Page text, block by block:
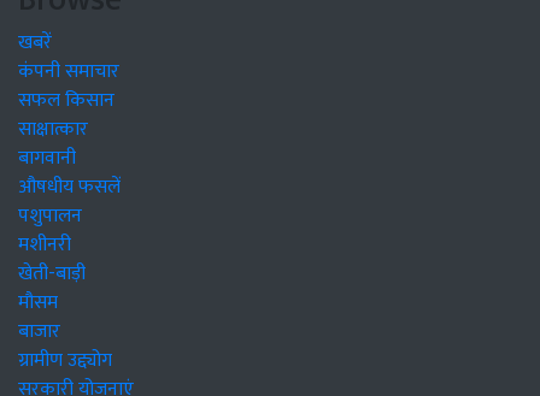
खबरें
कंपनी समाचार
सफल किसान
साक्षात्कार
बागवानी
औषधीय फसलें
पशुपालन
मशीनरी
खेती-बाड़ी
मौसम
बाजार
ग्रामीण उद्द्योग
सरकारी योजनाएं